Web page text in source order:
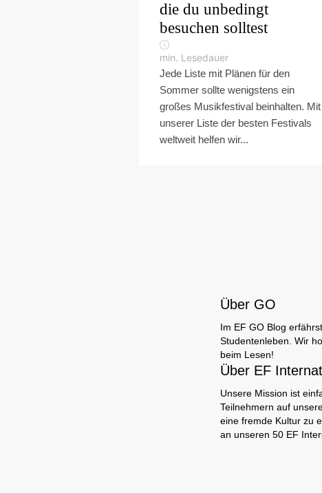
die du unbedingt
besuchen solltest
min. Lesedauer
Jede Liste mit Plänen für den
Sommer sollte wenigstens ein
großes Musikfestival beinhalten. Mit
unserer Liste der besten Festivals
weltweit helfen wir...
Über GO
Im EF GO Blog
Studentenleben. Wir
beim Lesen!
Über EF
Unsere Mission ist
Teilnehmern auf
eine fremde Kultur zu
an unseren 50 EF